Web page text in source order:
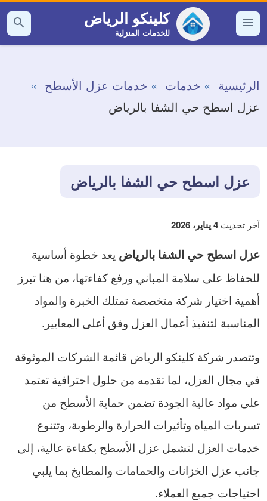
التجاوز
إلى القائمة
كلينكو الرياض
للخدمات المنزلية
بحث
عن
الرئيسية خدمات
خدمات عزل الأسطح
عزل اسطح حي الشفا بالرياض
عزل اسطح حي الشفا بالرياض
آخر تحديث 4 يناير، 2026
عزل اسطح حي الشفا بالرياض يعد خطوة أساسية
للحفاظ على سلامة المباني ورفع كفاءتها، من هنا تبرز
أهمية اختيار شركة متخصصة تمتلك الخبرة والمواد
المناسبة لتنفيذ أعمال العزل وفق أعلى المعايير.
وتتصدر شركة كلينكو الرياض قائمة الشركات الموثوقة
في مجال العزل، لما تقدمه من حلول احترافية تعتمد
على مواد عالية الجودة تضمن حماية الأسطح من
تسربات المياه وتأثيرات الحرارة والرطوبة، وتتنوع
خدمات العزل لتشمل عزل الأسطح بكفاءة عالية، إلى
جانب عزل الخزانات والحمامات والمطابخ بما يلبي
احتياجات جميع العملاء.